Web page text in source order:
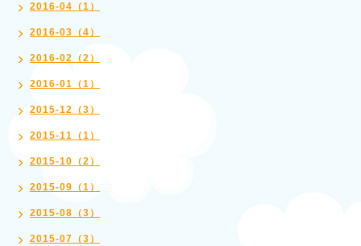
2016-04（1）
2016-03（4）
2016-02（2）
2016-01（1）
2015-12（3）
2015-11（1）
2015-10（2）
2015-09（1）
2015-08（3）
2015-07（3）